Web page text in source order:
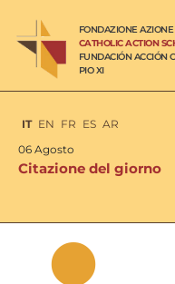
FONDAZIONE AZIONE
CATHOLIC ACTION
FUNDACIÓN ACCIÓN
PIO XI
IT EN FR ES AR
06 Agosto
Citazione del giorno